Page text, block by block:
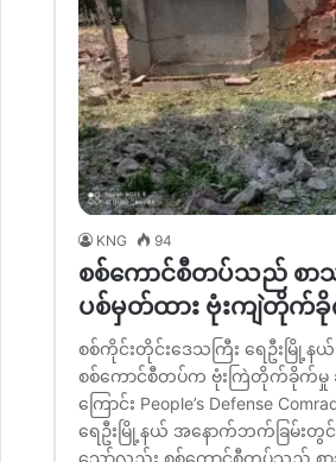
KNG 94
စစ်ကောင်စီတပ်သည် စာသ
ပစ်မှတ်ထား ဗုံးကျဲတိုက်
စစ်ကိုင်းတိုင်းဒေသကြီး ရေဦးမြို့န
စစ်ကောင်စီတပ်က ဗုံးကြဲတိုက်ခိုက်
ကြောင်း People’s Defense
ရေဦးမြို့နယ် အ‌နောက်ဘက်ခြမ်းတွင်
သော်လည်း စစ်ကောင်စီတပ်သည် စာသ